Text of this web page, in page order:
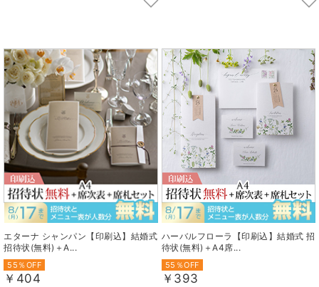
エターナ シャンパン【印刷込】結婚式
招待状(無料)＋A...
55％OFF
￥404
ハーバルフローラ【印刷込】結婚式 招
待状(無料)＋A4席...
55％OFF
￥393